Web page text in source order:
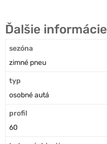
Ďalšie informácie
sezóna
zimné pneu
typ
osobné autá
profil
60